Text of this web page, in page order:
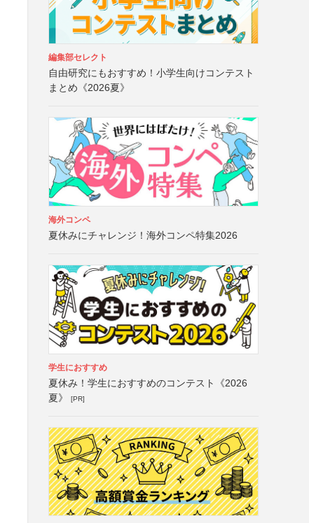
編集部セレクト
自由研究にもおすすめ！小学生向けコンテスト
まとめ《2026夏》
海外コンペ
夏休みにチャレンジ！海外コンペ特集2026
学生におすすめ
夏休み！学生におすすめのコンテスト《2026
夏》
[PR]